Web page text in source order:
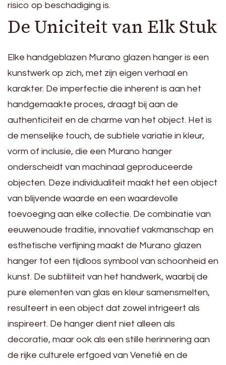
risico op beschadiging is.
De Uniciteit van Elk Stuk
Elke handgeblazen Murano glazen hanger is een
kunstwerk op zich, met zijn eigen verhaal en
karakter. De imperfectie die inherent is aan het
handgemaakte proces, draagt bij aan de
authenticiteit en de charme van het object. Het is
de menselijke touch, de subtiele variatie in kleur,
vorm of inclusie, die een Murano hanger
onderscheidt van machinaal geproduceerde
objecten. Deze individualiteit maakt het een object
van blijvende waarde en een waardevolle
toevoeging aan elke collectie. De combinatie van
eeuwenoude traditie, innovatief vakmanschap en
esthetische verfijning maakt de Murano glazen
hanger tot een tijdloos symbool van schoonheid en
kunst. De subtiliteit van het handwerk, waarbij de
pure elementen van glas en kleur samensmelten,
resulteert in een object dat zowel intrigeert als
inspireert. De hanger dient niet alleen als
decoratie, maar ook als een stille herinnering aan
de rijke culturele erfgoed van Venetië en de